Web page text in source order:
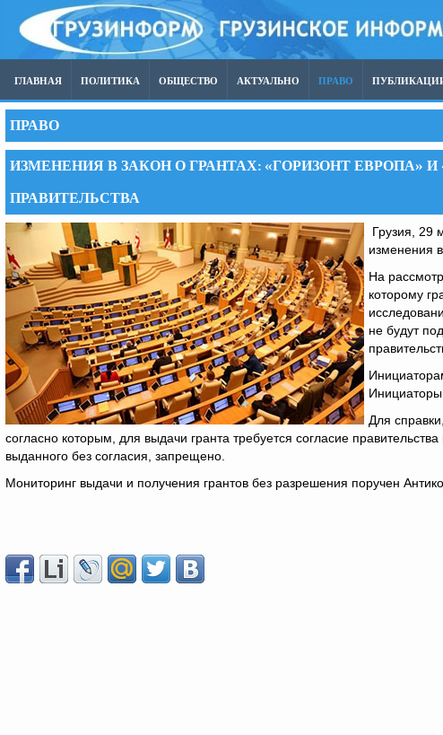
ГЛАВНАЯ ПОЛИТИКА ОБЩЕСТВО АКТУАЛЬНО ПРАВО
ПРАВО
ИЗМЕНЕНИЯ В ЗАКОН О ГРАНТАХ: «ГОРИЗОНТ ЕВРОПА»
ПРАВИТЕЛЬСТВА
Грузия, 29
изменения в
На
которому
не будут
Инициаторы
Для
согласно которым, для выдачи гранта требуется согласие
выданного без согласия, запрещено.
Мониторинг выдачи и получения грантов без разрешения поручен